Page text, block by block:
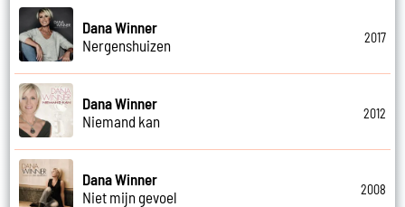
Dana Winner
Nergenshuizen
2017
Dana Winner
Niemand kan
2012
Dana Winner
Niet mijn gevoel
2008